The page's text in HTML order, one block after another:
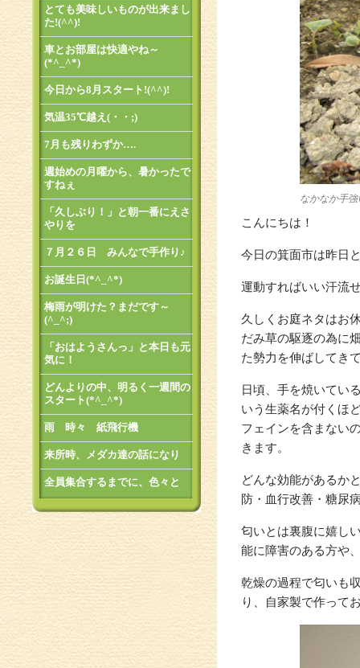
なかなか手
こんにちは！
今日の箕面市は昨日
運動すればいい汗流
久しくお庭ネタはお
だみ草の駆逐の為に
た勢力を伸ばしてき
日頃、手を焼いてい
いう生薬名が付くほ
フェインを含まない
きます。
どんな効能があるか
防・血行改善・糖尿
匂いとは裏腹に嬉し
能に障害のある方や
乾燥の過程で匂いも
り、自家製で作って
とても美味しいものが出来まし
た!(^^)!
車とお部屋は快適やね～
(*^_^*)
今日から8月スタート!(^^)!
気温35℃越え(・・;)
7月も残りわずか….
週始めの月曜から、暑かったで
すねぇ
「久しぶり！」と朝一番にえさ
やりを
７月２６日 みんなで手作り♪
お誕生日(*^_^*)
梅雨が明けた？まだです～
(^_^;)
「おはようさんっ」と本日も元
気に！
どんよりの中、明るく一週間の
スタート(*^_^*)
雨 時々 紙飛行機
来所時、メダカ達の話になり
全員集合するまでに、色々と